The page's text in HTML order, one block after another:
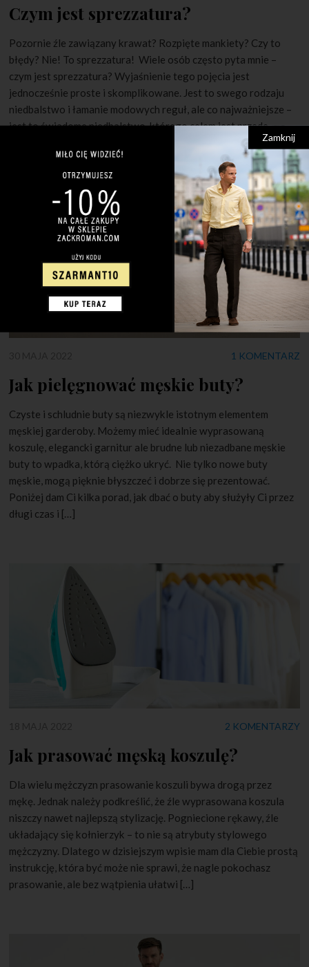
Czym jest sprezzatura?
Pozornie źle zawiązany krawat? Rozpięte mankiety? Czy to
błędy? Nie! To sprezzatura! Wiele osób często pyta mnie –
czym jest sprezzatura? Wyjaśnienie tego pojęcia jest
jednocześnie proste i skomplikowane. Jest to swego rodzaju
niedbalstwo i łamanie modowych reguł, ale co najważniejsze –
jest to świadome niedbalstwo, którego celem jest przede
1 KOMENTARZ
Jak pielęgnować męskie buty?
Czyste i schludnie buty są niezwykle istotnym elementem
męskiej garderoby. Możemy mieć idealnie wyprasowaną
koszulę, elegancki garnitur ale brudne lub niezadbane męskie
buty to wpadka, którą ciężko ukryć. Nie tylko nowe buty
męskie, mogą pięknie błyszczeć i dobrze się prezentować.
Poniżej dam Ci kilka porad, jak dbać o buty aby służyły Ci przez
długi czas i […]
2 KOMENTARZY
Jak prasować męską koszulę?
Dla wielu mężczyzn prasowanie koszuli bywa drogą przez
mękę. Jednak należy podkreślić, że źle wyprasowana koszula
niszczy nawet najlepszą stylizację. Pogniecione rękawy, źle
układający się kołnierzyk – to nie są atrybuty stylowego
mężczyzny. Dlatego w dzisiejszym wpisie mam dla Ciebie prostą
instrukcję, która być może nie sprawi, że nagle pokochasz
prasowanie, ale bez wątpienia ułatwi […]
Zamknij